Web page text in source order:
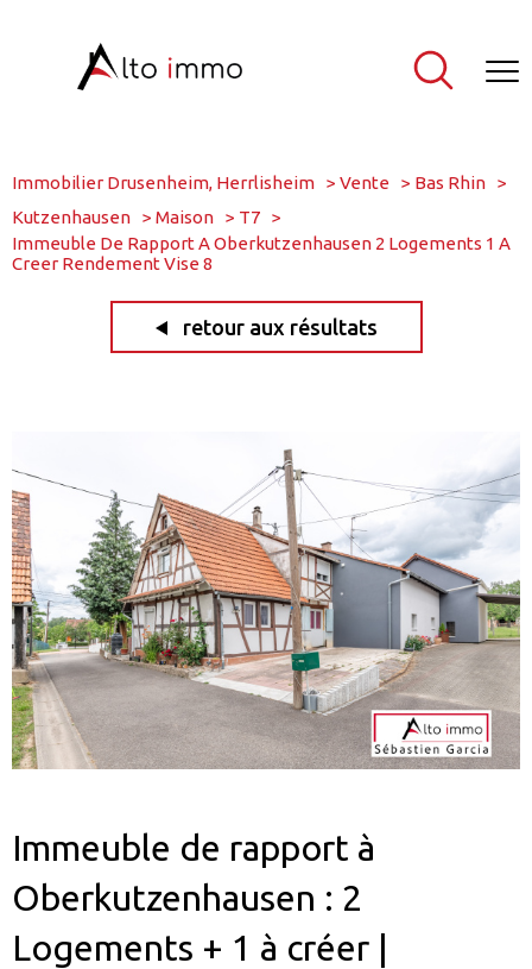
Immobilier Drusenheim, Herrlisheim Vente
Bas Rhin
Kutzenhausen
Maison
T7
Immeuble De Rapport A Oberkutzenhausen 2 Logements 1 A
Creer Rendement Vise 8
retour aux résultats
Immeuble de rapport à
Oberkutzenhausen : 2
Logements + 1 à créer |